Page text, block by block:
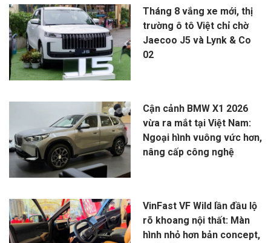
Tháng 8 vắng xe mới, thị
trường ô tô Việt chỉ chờ
Jaecoo J5 và Lynk & Co
02
Cận cảnh BMW X1 2026
vừa ra mắt tại Việt Nam:
Ngoại hình vuông vức hơn,
nâng cấp công nghệ
VinFast VF Wild lần đầu lộ
rõ khoang nội thất: Màn
hình nhỏ hơn bản concept,